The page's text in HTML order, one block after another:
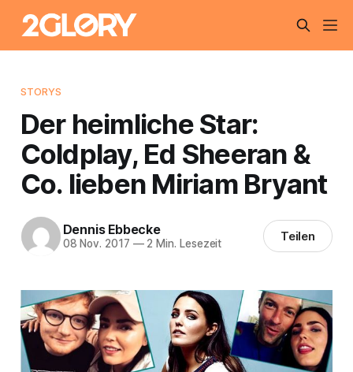
STORYS
Der heimliche Star:
Coldplay, Ed Sheeran &
Co. lieben Miriam Bryant
Dennis Ebbecke
08 Nov. 2017 —2 Min. Lesezeit Teilen